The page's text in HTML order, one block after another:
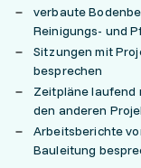
verbaute
Reinigungs- und
Sitzungen mit
besprechen
Zeitpläne laufend
den anderen
Arbeitsberichte
Bauleitung